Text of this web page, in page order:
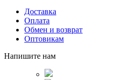
Доставка
Оплата
Обмен и возврат
Оптовикам
Напишите нам